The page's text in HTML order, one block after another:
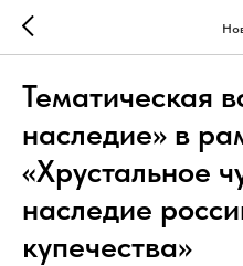
Тематическая
наследие» в
«Хрустальное
наследие
купечества»